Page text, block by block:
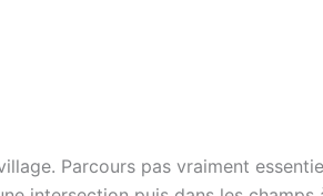
Parcours pas vraiment